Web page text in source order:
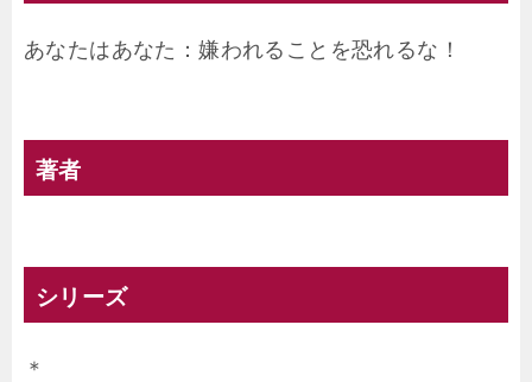
あなたはあなた：嫌われることを恐れるな！
著者
シリーズ
＊